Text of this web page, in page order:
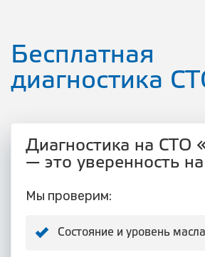
Бесплатная
диагностика
Диагностика на СТО
— это уверенность
Мы проверим:
Состояние и уровень